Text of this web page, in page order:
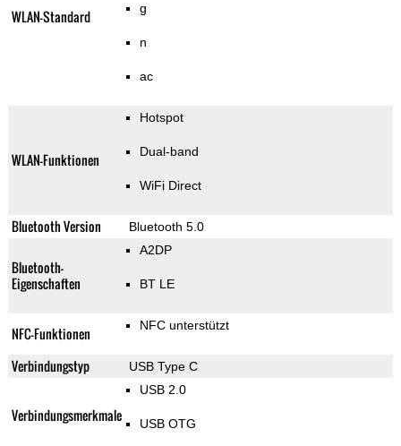
WLAN-Standard g
n
ac
WLAN-Funktionen
Hotspot
Dual-band
WiFi Direct
Bluetooth Version Bluetooth 5.0
Bluetooth-
Eigenschaften
A2DP
BT LE
NFC-Funktionen NFC unterstützt
Verbindungstyp USB Type C
Verbindungsmerkmale
USB 2.0
USB OTG